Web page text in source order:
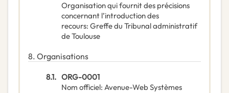
Organisation qui fournit des précisions
concernant l’introduction des
recours: Greffe du Tribunal administratif
de Toulouse
8. Organisations
8.1. ORG-0001
Nom officiel: Avenue-Web Systèmes